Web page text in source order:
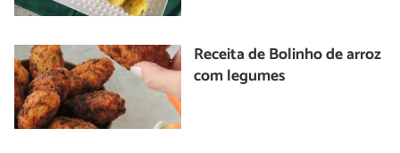
Receita de Bolinho de arroz
com legumes